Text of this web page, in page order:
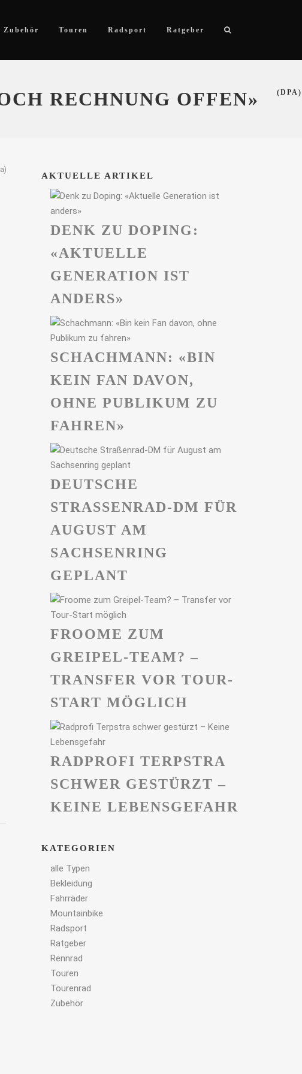
Zubehör Touren Radsport Ratgeber
RECHNUNG OFFEN» (DPA)
AKTUELLE ARTIKEL
DENK ZU DOPING:
«AKTUELLE
GENERATION IST
ANDERS»
SCHACHMANN: «BIN
KEIN FAN DAVON,
OHNE PUBLIKUM ZU
FAHREN»
DEUTSCHE
STRASSENRAD-DM FÜR A
UGUST AM S
ACHSENRING G
EPLANT
FROOME ZUM
GREIPEL-TEAM? –
TRANSFER VOR TOUR-
START MÖGLICH
RADPROFI TERPSTRA
SCHWER GESTÜRZT –
KEINE LEBENSGEFAHR
KATEGORIEN
alle Typen
Bekleidung
Fahrräder
Mountainbike
Radsport
Ratgeber
Rennrad
Touren
Tourenrad
Zubehör